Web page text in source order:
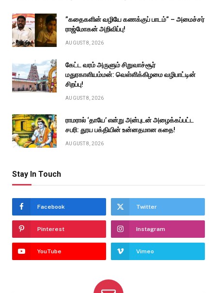
”கதைகளின் வழியே கணக்குப் பாடம்” – அமைச்சர்
ராஜ்மோகன் அறிவிப்பு!
AUGUST 8, 2026
கேட்ட வரம் அருளும் சிறுவாச்சூர்
மதுரகாளியம்மன்: வெள்ளிக்கிழமை வழிபாட்டின்
சிறப்பு!
AUGUST 8, 2026
ராமரால் ‘தாயே’ என்று அன்புடன் அழைக்கப்பட்ட
சபரி: தூய பக்தியின் உன்னதமான கதை!
AUGUST 8, 2026
Stay In Touch
Facebook Twitter
Pinterest Instagram
YouTube Vimeo